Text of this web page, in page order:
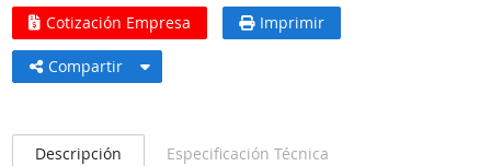
Cotización Empresa Imprimir
Compartir
Descripción Especificación Técnica